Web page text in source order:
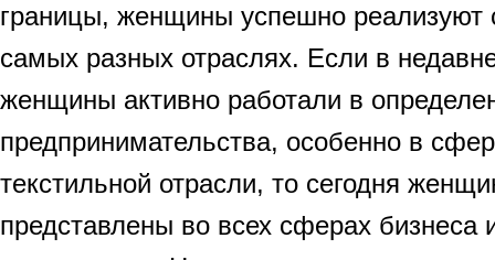
границы, женщины успешно реализуют
самых разных отраслях. Если в
женщины активно работали в
предпринимательства, особенно в
текстильной отрасли, то сегодня
представлены во всех сферах бизнеса